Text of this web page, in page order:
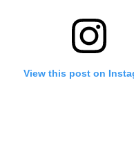
View this post on